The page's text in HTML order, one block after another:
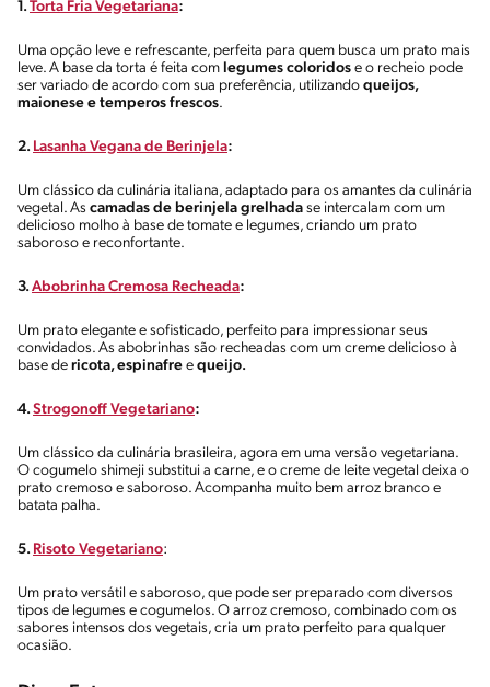
1.Torta Fria Vegetariana:
Uma opção leve e refrescante, perfeita para quem busca um prato mais
leve. A base da torta é feita com legumes coloridos e o recheio pode
ser variado de acordo com sua preferência, utilizando queijos,
maionese e temperos frescos.
2. Lasanha Vegana de Berinjela:
Um clássico da culinária italiana, adaptado para os amantes da culinária
vegetal. As camadas de berinjela grelhada se intercalam com um
delicioso molho à base de tomate e legumes, criando um prato
saboroso e reconfortante.
3.Abobrinha Cremosa Recheada:
Um prato elegante e sofisticado, perfeito para impressionar seus
convidados. As abobrinhas são recheadas com um creme delicioso à
base de ricota, espinafre e queijo.
4.Strogonoff Vegetariano:
Um clássico da culinária brasileira, agora em uma versão vegetariana.
O cogumelo shimeji substitui a carne, e o creme de leite vegetal deixa o
prato cremoso e saboroso. Acompanha muito bem arroz branco e
batata palha.
5. Risoto Vegetariano:
Um prato versátil e saboroso, que pode ser preparado com diversos
tipos de legumes e cogumelos. O arroz cremoso, combinado com os
sabores intensos dos vegetais, cria um prato perfeito para qualquer
ocasião.